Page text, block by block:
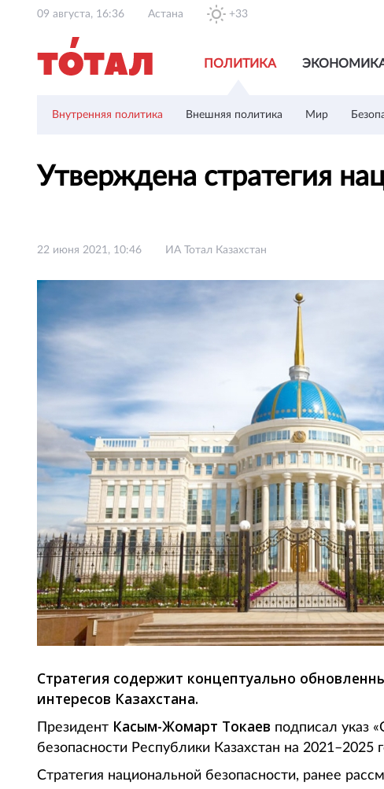
09 августа, 16:36 Астана +33
ПОЛИТИКА
Внутренняя политика Внешняя политика Мир
Утверждена стратегия
22 июня 2021, 10:46 ИА Тотал Казахстан
Стратегия содержит концептуально
интересов Казахстана.
Президент Касым-Жомарт Токаев подписал указ
безопасности Республики Казахстан на 2021–2025
Стратегия национальной безопасности, ранее